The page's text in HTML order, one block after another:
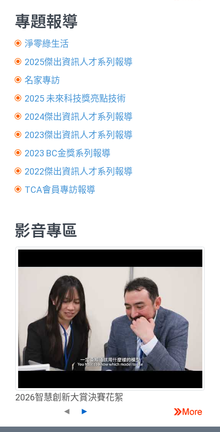
專題報導
淨零綠生活
2025傑出資訊人才系列報導
名家專訪
2025 未來科技獎亮點技術
2024傑出資訊人才系列報導
2023傑出資訊人才系列報導
2023 BC金獎系列報導
2022傑出資訊人才系列報導
TCA會員專訪報導
影音專區
2026智慧創新大賞決賽花絮
◄
►